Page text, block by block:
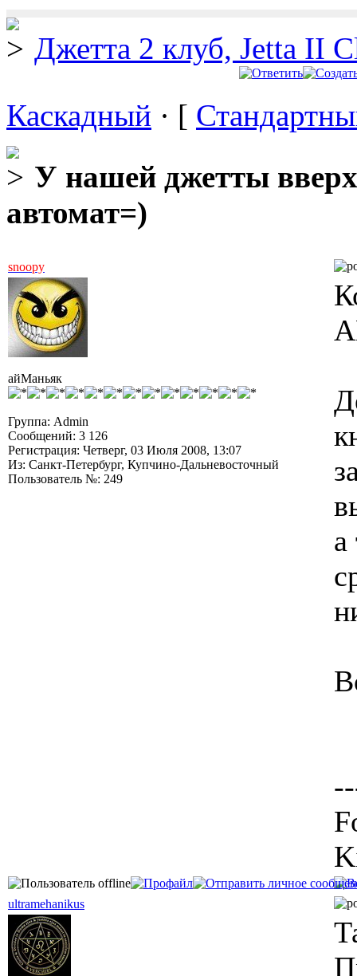
Джетта 2 клуб, Jetta II
Каскадный · [
У нашей джетты
автомат=)
snoopy
айМаньяк
Группа: Admin
Сообщений: 3 126
Регистрация: Четверг, 03 Июля 2008, 13:07
Из: Санкт-Петербург, Купчино-Дальневосточный
Пользователь №: 249
а
ultramehanikus